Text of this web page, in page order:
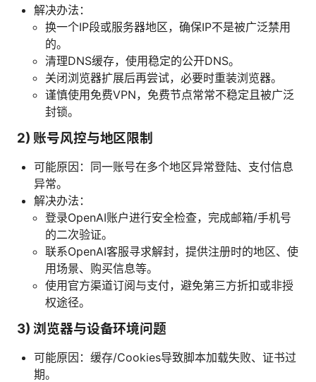
解决办法：
换一个IP段或服务器地区，确保IP不是被广泛禁用
的。
清理DNS缓存，使用稳定的公开DNS。
关闭浏览器扩展后再尝试，必要时重装浏览器。
谨慎使用免费VPN，免费节点常常不稳定且被广泛
封锁。
2) 账号风控与地区限制
可能原因：同一账号在多个地区异常登陆、支付信息
异常。
解决办法：
登录OpenAI账户进行安全检查，完成邮箱/手机号
的二次验证。
联系OpenAI客服寻求解封，提供注册时的地区、使
用场景、购买信息等。
使用官方渠道订阅与支付，避免第三方折扣或非授
权途径。
3) 浏览器与设备环境问题
可能原因：缓存/Cookies导致脚本加载失败、证书过
期。